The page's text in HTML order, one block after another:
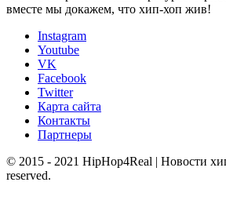
вместе мы докажем, что хип-хоп жив!
Instagram
Youtube
VK
Facebook
Twitter
Карта сайта
Контакты
Партнеры
© 2015 - 2021 HipHop4Real | Новости
reserved.